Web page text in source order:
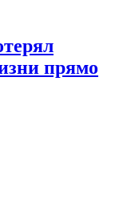
прямо